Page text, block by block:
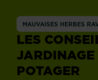
MAUVAISES HERBES
LES
POTAGER